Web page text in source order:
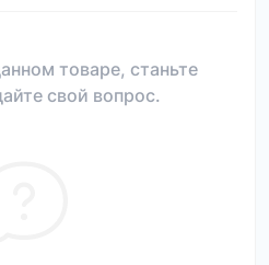
товаре, станьте
свой вопрос.